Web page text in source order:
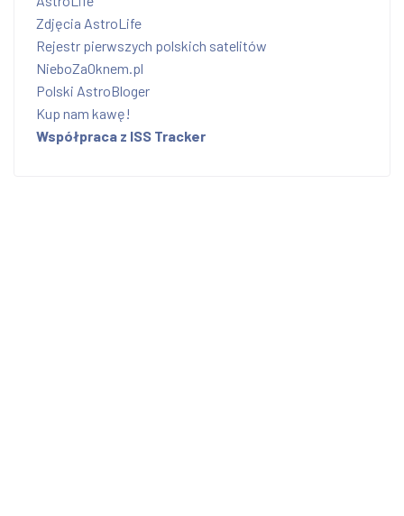
Zdjęcia AstroLife
Rejestr pierwszych polskich satelitów
NieboZaOknem.pl
Polski AstroBloger
Kup nam kawę!
Współpraca z ISS Tracker